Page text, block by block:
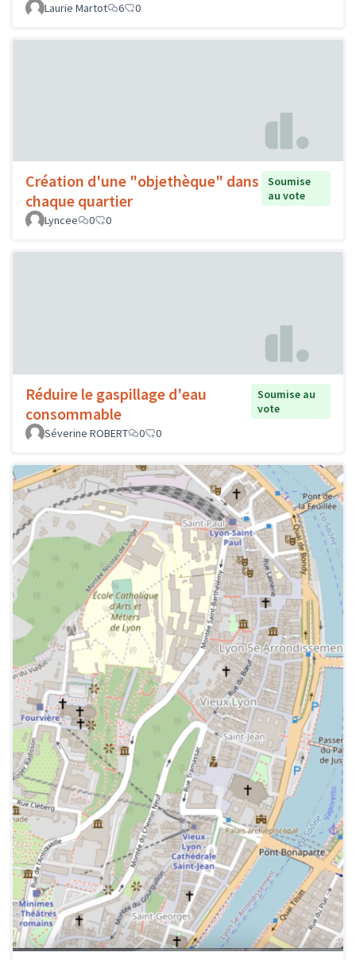
Laurie Martot
6 0
Création d'une "objethèque" dans
chaque quartier
Soumise
au vote
Lyncee
0 0
Réduire le gaspillage d'eau
consommable
Soumise au
vote
Séverine ROBERT
0 0